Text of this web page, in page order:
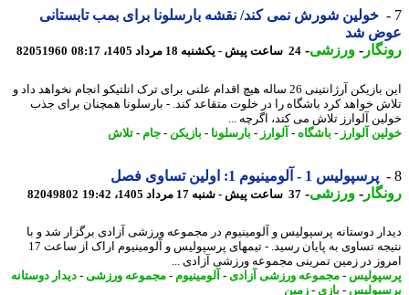
خولین شورش نمی کند/ نقشه بارسلونا برای بمب تابستانی
شد
-ورزشی-24 ساعت پیش - یکشنبه 18 مرداد 1405، 08:17 82051960
این بازیکن آرژانتینی 26 ساله هیچ اقدام علنی برای ترک اتلتیکو انجام نخواهد داد و
خواهد کرد باشگاه را در خلوت متقاعد کند. - بارسلونا همچنان برای جذب
آلوارز تلاش می کند، اگرچه ...
آلوارز- باشگاه-آلوارز- بارسلونا-بازیکن -جام-تلاش
پرسپولیس 1 - آلومینیوم 1: اولین تساوی فصل
-ورزشی-37 ساعت پیش - شنبه 17 مرداد 1405، 19:42 82049802
دوستانه پرسپولیس و آلومینیوم در مجموعه ورزشی آزادی برگزار شد و با
نتیجه تساوی به پایان رسید. - تیمهای پرسپولیس و آلومینیوم اراک از ساعت 17
در زمین تمرینی مجموعه ورزشی آزادی ...
-مجموعه ورزشی آزادی -آلومینیوم-مجموعه ورزشی -دیدار دوستانه
-بازی - زمین